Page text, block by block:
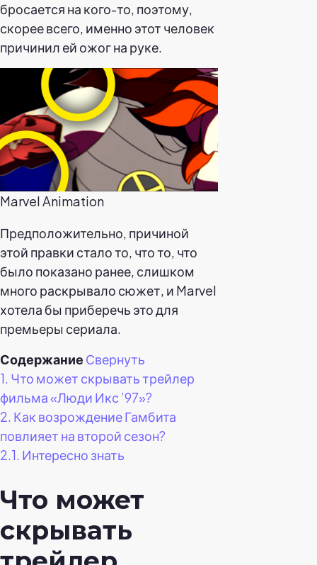
бросается на кого-то, поэтому,
скорее всего, именно этот человек
причинил ей ожог на руке.
Marvel Animation
Предположительно, причиной
этой правки стало то, что то, что
было показано ранее, слишком
много раскрывало сюжет, и Marvel
хотела бы приберечь это для
премьеры сериала.
Содержание Свернуть
1. Что может скрывать трейлер
фильма «Люди Икс ’97»?
2. Как возрождение Гамбита
повлияет на второй сезон?
2.1. Интересно знать
Что может
скрывать